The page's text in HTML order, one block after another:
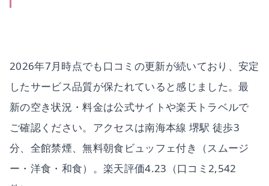
2026年7月時点でも口コミの更新が続いており、安定
したサービス品質が保たれていると感じました。最
新の空き状況・料金は公式サイトや楽天トラベルで
ご確認ください。アクセスは南海本線 堺駅 徒歩3
分、全館禁煙、無料朝食ビュッフェ付き（スムージ
ー・洋食・和食）。楽天評価4.23（口コミ2,542